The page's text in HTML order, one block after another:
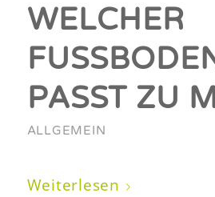
WELCHER
FUSSBODEN
ASST ZU
ALLGEMEIN
Weiterlesen